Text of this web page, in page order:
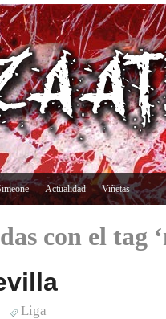
Actualidad Viñetas
con el tag
Liga